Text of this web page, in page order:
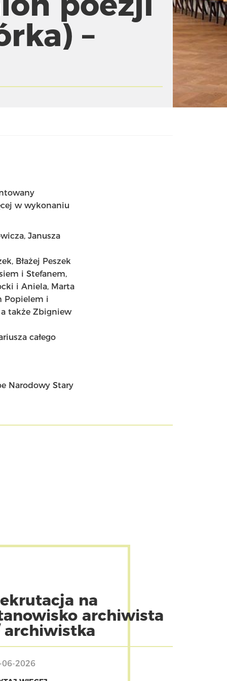
–
w wykonaniu
Janusza
Błażej Peszek
i Stefanem,
i Aniela, Marta
Popielem i
a także Zbigniew
całego
Narodowy Stary
na
archiwista
archiwistka
06-2026